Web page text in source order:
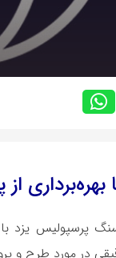
از پروژه اسلب
در مورد طرح و